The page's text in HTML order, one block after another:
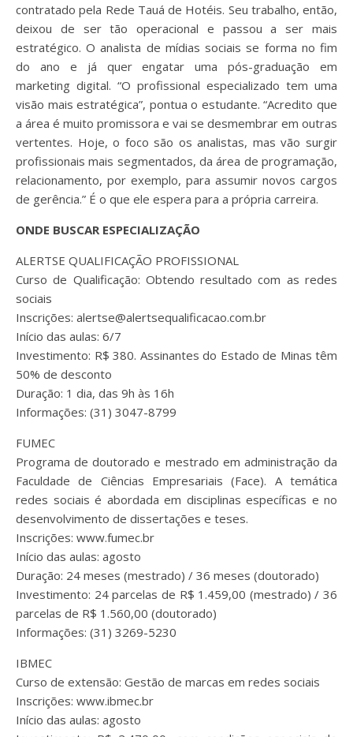
contratado pela Rede Tauá de Hotéis. Seu trabalho, então,
deixou de ser tão operacional e passou a ser mais
estratégico. O analista de mídias sociais se forma no fim
do ano e já quer engatar uma pós-graduação em
marketing digital. “O profissional especializado tem uma
visão mais estratégica”, pontua o estudante. “Acredito que
a área é muito promissora e vai se desmembrar em outras
vertentes. Hoje, o foco são os analistas, mas vão surgir
profissionais mais segmentados, da área de programação,
relacionamento, por exemplo, para assumir novos cargos
de gerência.” É o que ele espera para a própria carreira.
ONDE BUSCAR ESPECIALIZAÇÃO
ALERTSE QUALIFICAÇÃO PROFISSIONAL
Curso de Qualificação: Obtendo resultado com as redes
sociais
Inscrições: alertse@alertsequalificacao.com.br
Início das aulas: 6/7
Investimento: R$ 380. Assinantes do Estado de Minas têm
50% de desconto
Duração: 1 dia, das 9h às 16h
Informações: (31) 3047-8799
FUMEC
Programa de doutorado e mestrado em administração da
Faculdade de Ciências Empresariais (Face). A temática
redes sociais é abordada em disciplinas específicas e no
desenvolvimento de dissertações e teses.
Inscrições: www.fumec.br
Início das aulas: agosto
Duração: 24 meses (mestrado) / 36 meses (doutorado)
Investimento: 24 parcelas de R$ 1.459,00 (mestrado) / 36
parcelas de R$ 1.560,00 (doutorado)
Informações: (31) 3269-5230
IBMEC
Curso de extensão: Gestão de marcas em redes sociais
Inscrições: www.ibmec.br
Início das aulas: agosto